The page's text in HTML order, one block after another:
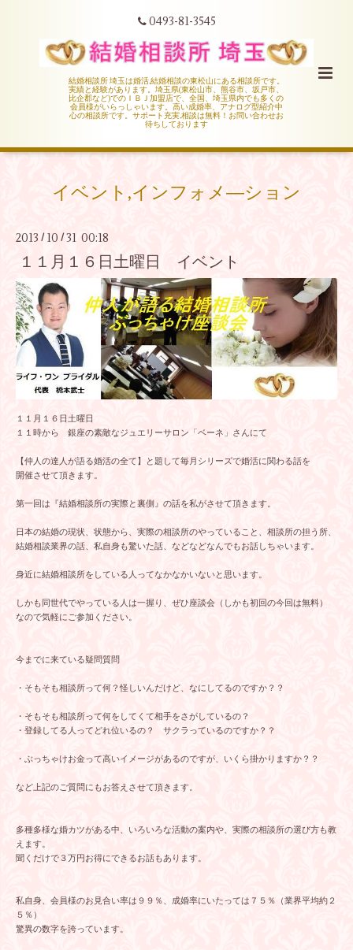
0493-81-3545
結婚相談所 埼玉は婚活,結婚相談の東松山にある相談所です。
実績と経験があります。埼玉県(東松山市、熊谷市、坂戸市、
比企郡など)でのＩＢＪ加盟店で、全国、埼玉県内でも多くの
会員様がいらっしゃいます。高い成婚率、アナログ型紹介中
心の相談所です。サポート充実,相談は無料！お問い合わせお
待ちしております
イベント,インフォメ―ション
2013 / 10 /31 00:18
１１月１６日土曜日 イベント
１１月１６日土曜日
１１時から 銀座の素敵なジュエリーサロン「ベーネ」さんにて
【仲人の達人が語る婚活の全て】と題して毎月シリーズで婚活に関わる話を
開催させて頂きます。
第一回は『結婚相談所の実際と裏側』の話を私がさせて頂きます。
日本の結婚の現状、状態から、実際の相談所のやっていること、相談所の担う所、
結婚相談業界の話、私自身も驚いた話、などなどなんでもお話しちゃいます。
身近に結婚相談所をしている人ってなかなかいないと思います。
しかも同世代でやっている人は一握り、ぜひ座談会（しかも初回の今回は無料）
なので気軽にご参加ください。
今までに来ている疑問質問
・そもそも相談所って何？怪しいんだけど、なにしてるのですか？？
・そもそも相談所って何をしてくて相手をさがしているの？
・登録してる人ってどれ位いるの？ サクラっているのですか？？
・ぶっちゃけお金って高いイメージがあるのですが、いくら掛かりますか？？
など上記のご質問にもお答えさせて頂きます。
多種多様な婚カツがある中、いろいろな活動の案内や、実際の相談所の選び方も教
えます。
聞くだけで３万円お得にできるお話もあります。
私自身、会員様のお見合い率は９９％、成婚率にいたっては７５％（業界平均約２
５％）
驚異の数字を誇っています。